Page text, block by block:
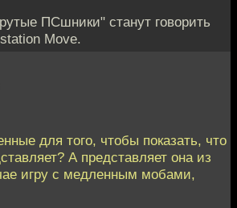
ПСшники" станут говорить
Move.
для того, чтобы показать, что
А представляет она из
игру с медленным мобами,